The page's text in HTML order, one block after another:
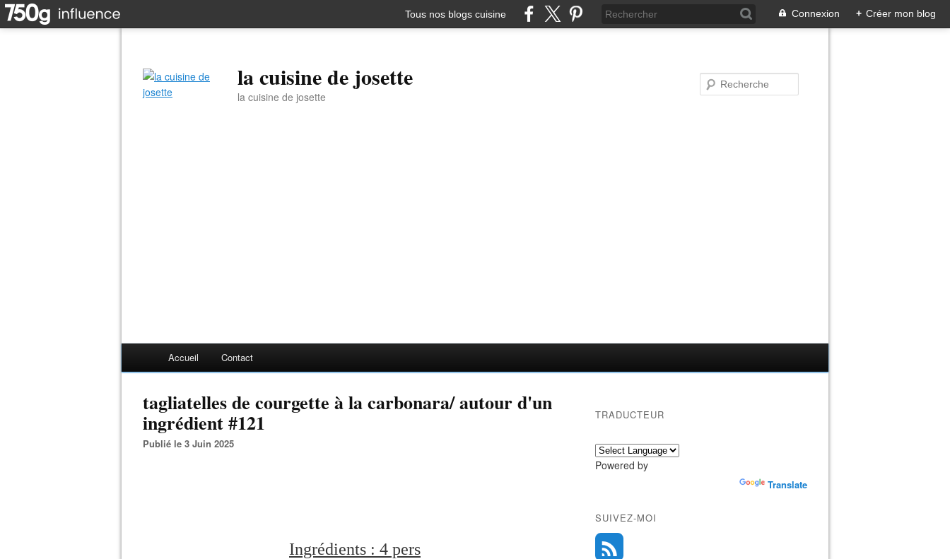
Tous nos blogs cuisine Connexion + Créer mon blog
la cuisine de josette
la cuisine de josette
Accueil Contact
tagliatelles de courgette à la carbonara/ autour d'un
ingrédient #121
Publié le 3 Juin 2025
Ingrédients : 4 pers
TRADUCTEUR
Powered by
Translate
SUIVEZ-MOI